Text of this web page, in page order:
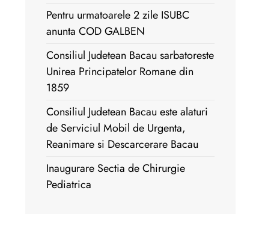
Pentru urmatoarele 2 zile ISUBC
anunta COD GALBEN
Consiliul Judetean Bacau sarbatoreste
Unirea Principatelor Romane din
1859
Consiliul Judetean Bacau este alaturi
de Serviciul Mobil de Urgenta,
Reanimare si Descarcerare Bacau
Inaugurare Sectia de Chirurgie
Pediatrica